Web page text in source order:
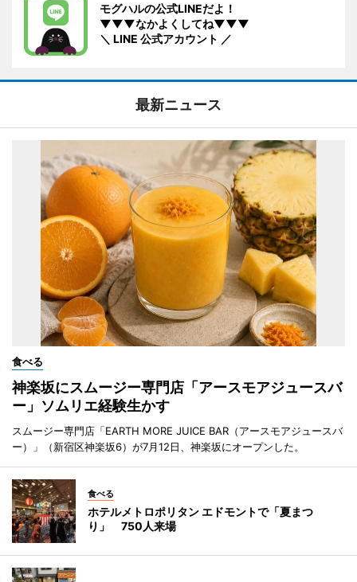
モグハルの公式LINEだよ！
▼▼▼なかよくしてね▼▼▼
＼ LINE 公式アカウント ／
最新ニュース
食べる
神楽坂にスムージー専門店「アースモアジュースバ
ー」ソムリエ経験生かす
スムージー専門店「EARTH MORE JUICE BAR（アースモアジュースバ
ー）」（新宿区神楽坂6）が7月12日、神楽坂にオープンした。
食べる
ホテルメトロポリタン エドモントで「夏まつ
り」 750人来場